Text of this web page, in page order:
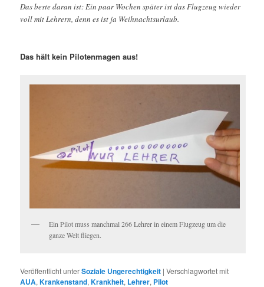
Das beste daran ist: Ein paar Wochen später ist das Flugzeug wieder
voll mit Lehrern, denn es ist ja Weihnachtsurlaub.
Das hält kein Pilotenmagen aus!
Ein Pilot muss manchmal 266 Lehrer in einem Flugzeug um die
ganze Welt fliegen.
Veröffentlicht unterSoziale Ungerechtigkeit |Verschlagwortet mit
AUA,Krankenstand,Krankheit, Lehrer, Pilot